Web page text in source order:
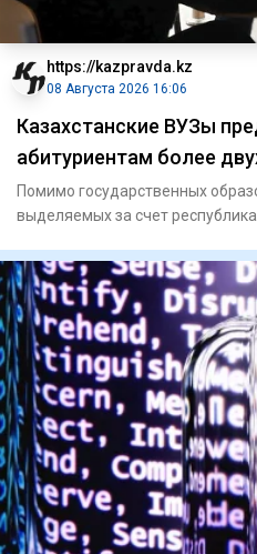
https://kazpravda.kz
08 Августа 2026 16:06
Казахстанские ВУЗы
абитуриентам более
Помимо государственных
выделяемых за счет